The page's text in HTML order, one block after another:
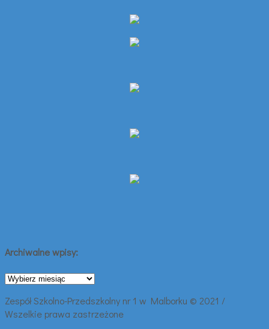
Archiwalne wpisy:
Archiwalne
Zespół Szkolno-Przedszkolny nr 1 w Malborku © 2021 /
Wszelkie prawa zastrzeżone